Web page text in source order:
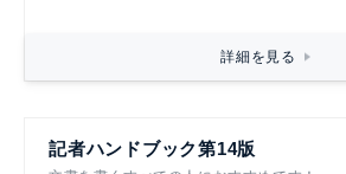
詳細を見る
記者ハンドブック第14版